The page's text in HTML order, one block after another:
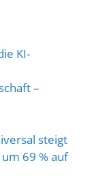
KI-
–
steigt
69 % auf